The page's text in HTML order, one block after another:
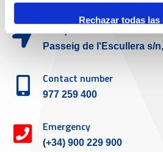
Rechazar todas las
Adreça
Passeig de l'Escullera s/
Contact number
977 259 400
Emergency
(+34) 900 229 900